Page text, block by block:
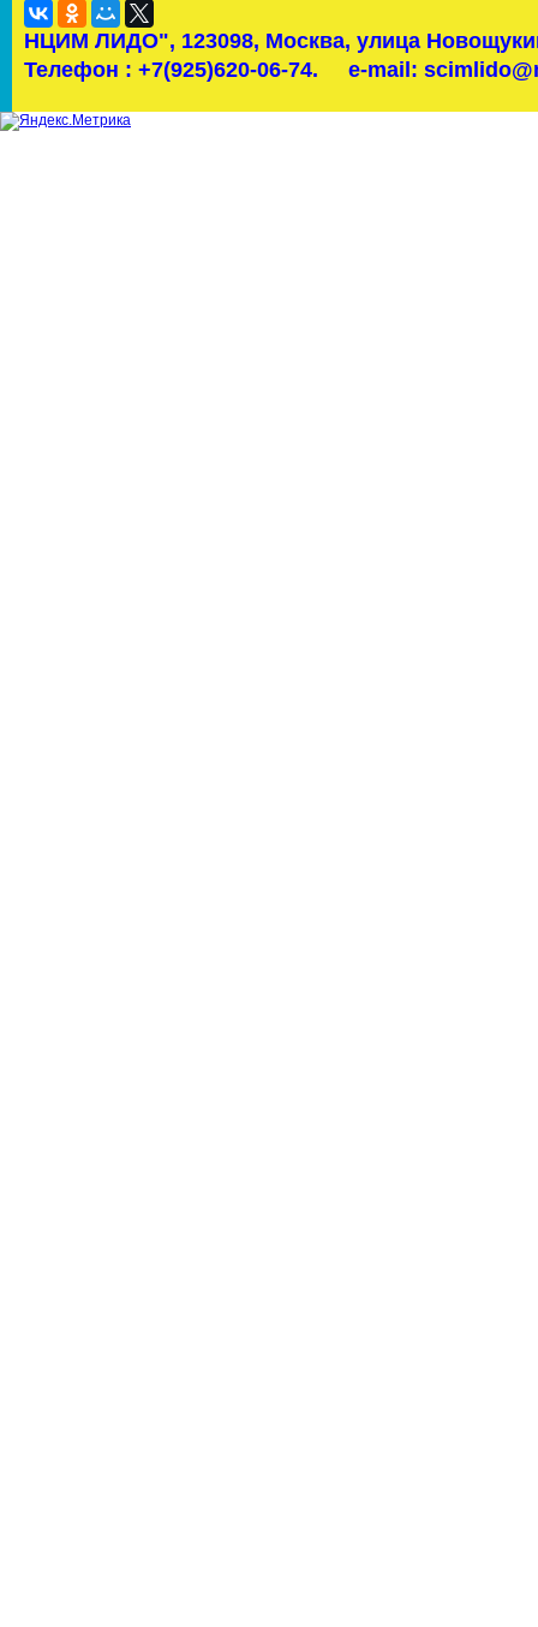
НЦИМ ЛИДО", 123098, Москва, улица
Телефон : +7(925)620-06-74.
e-mail: